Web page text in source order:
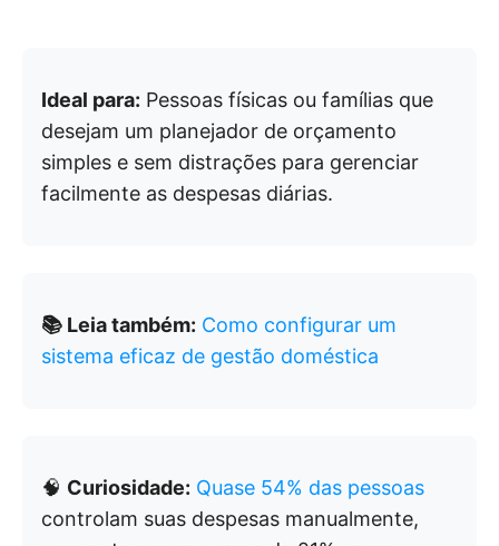
Ideal para: Pessoas físicas ou famílias que
desejam um planejador de orçamento
simples e sem distrações para gerenciar
facilmente as despesas diárias.
📚 Leia também: Como configurar um
sistema eficaz de gestão doméstica
🧠 Curiosidade: Quase 54% das pessoas
controlam suas despesas manualmente,